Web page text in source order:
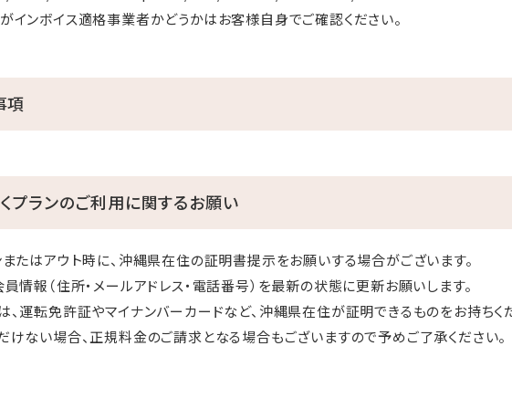
インボイス適格事業者かどうかはお客様自身でご確認ください。
項
プランのご利用に関するお願い
またはアウト時に、沖縄県在住の証明書提示をお願いする場合がございます。
員情報（住所・メールアドレス・電話番号）を最新の状態に更新お願いします。
、運転免許証やマイナンバーカードなど、沖縄県在住が証明できるものをお持ちく
けない場合、正規料金のご請求となる場合もございますので予めご了承ください。